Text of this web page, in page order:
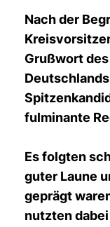
Nach der
Grußwort
fulminante
Es folgten
guter Laune
geprägt
nutzten